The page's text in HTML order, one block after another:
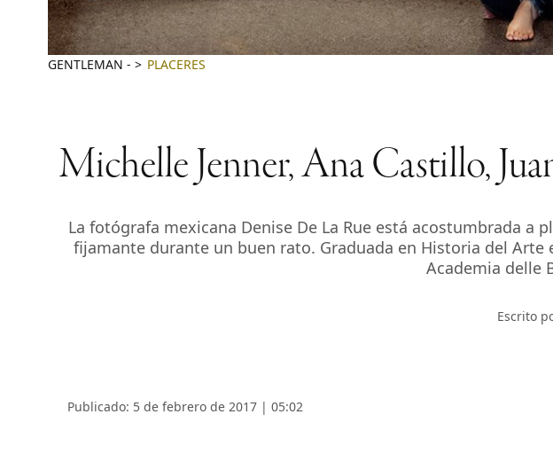
GENTLEMAN - PLACERES
Michelle Jenner, Ana Castillo,
La fotógrafa mexicana Denise De La Rue está acostumbrada
fijamante durante un buen rato. Graduada en Historia del
Academia delle
Escrito
Publicado: 5 de febrero de 2017 | 05:02